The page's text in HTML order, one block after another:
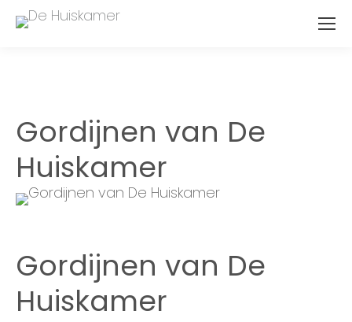
Gordijnen van De
Huiskamer
Gordijnen van De
Huiskamer